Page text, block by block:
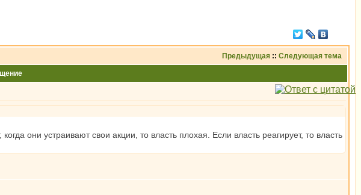
Предыдущая :: Следующая тема
они устраивают свои акции, то власть плохая. Если власть реагирует, то власть